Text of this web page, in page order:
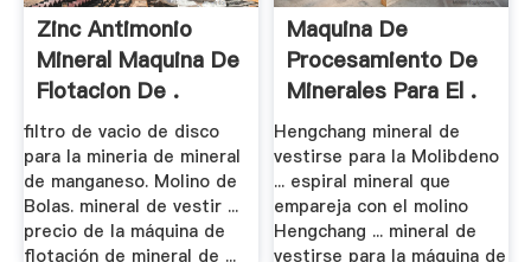
Zinc Antimonio
Mineral Maquina De
Flotacion De .
filtro de vacio de disco
para la mineria de mineral
de manganeso. Molino de
Bolas. mineral de vestir ...
precio de la máquina de
flotación de mineral de ...
Maquina De
Procesamiento De
Minerales Para El .
Hengchang mineral de
vestirse para la Molibdeno
... espiral mineral que
empareja con el molino
Hengchang ... mineral de
vestirse para la máquina de